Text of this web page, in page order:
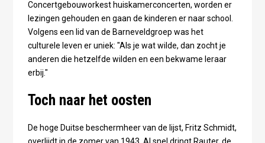
Concertgebouworkest huiskamerconcerten, worden er
lezingen gehouden en gaan de kinderen er naar school.
Volgens een lid van de Barneveldgroep was het
culturele leven er uniek: "Als je wat wilde, dan zocht je
anderen die hetzelfde wilden en een bekwame leraar
erbij."
Toch naar het oosten
De hoge Duitse beschermheer van de lijst, Fritz Schmidt,